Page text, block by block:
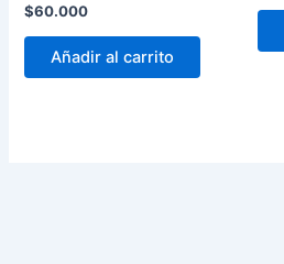
$60.000
Añadir al carrito